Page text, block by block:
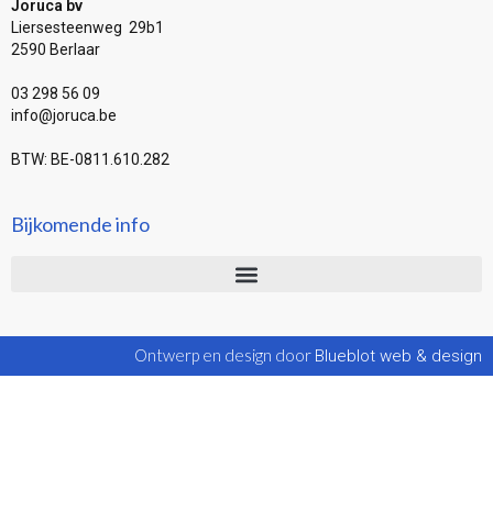
Joruca bv
Liersesteenweg 29b1
2590 Berlaar
03 298 56 09
info@joruca.be
BTW: BE-0811.610.282
Bijkomende info
Ontwerp en design door Blueblot web & design